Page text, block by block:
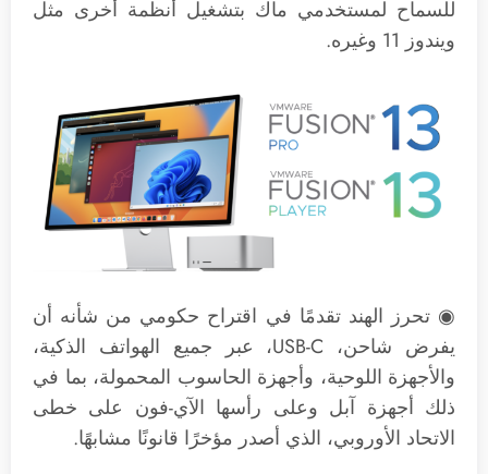
للسماح لمستخدمي ماك بتشغيل أنظمة أخرى مثل
ويندوز 11 وغيره.
◉ تحرز الهند تقدمًا في اقتراح حكومي من شأنه أن
يفرض شاحن، USB-C، عبر جميع الهواتف الذكية،
والأجهزة اللوحية، وأجهزة الحاسوب المحمولة، بما في
ذلك أجهزة آبل وعلى رأسها الآي-فون على خطى
الاتحاد الأوروبي، الذي أصدر مؤخرًا قانونًا مشابهًا.